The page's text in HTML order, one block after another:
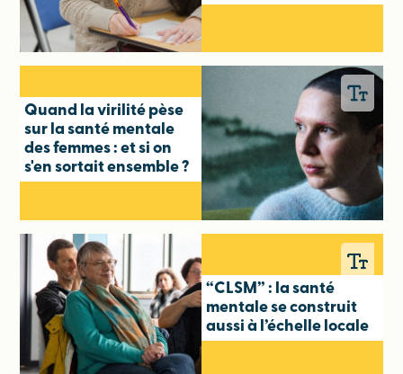
Quand la virilité pèse
sur la santé mentale
des femmes : et si on
s'en sortait ensemble ?
“CLSM” : la santé
mentale se construit
aussi à l’échelle locale